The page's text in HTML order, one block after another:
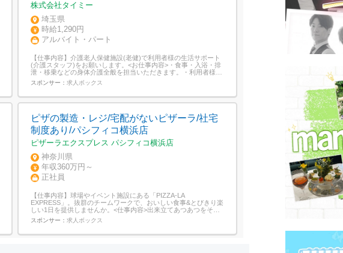
株式会社タイミー
埼玉県
時給1,290円
アルバイト・パート
【仕事内容】介護老人保健施設(老健)で利用者様の生活サポート
(介護スタッフ)をお願いします。<お仕事内容>・食事・入浴・排
泄・移乗などの身体介護全般を担当いただきます。・利用者様の
状態観察・バイタルチェックの補助、介護記録の記入。・生活援
助やレクリエーションの企画・運営のサポート。・多職種と連携
とのコミュニケーション。介護...
スポンサー： 求人ボックス
ピザの製造・レジ/宅配がないピザーラ/社宅
制度あり/パシフィコ横浜店
ピザーラエクスプレス パシフィコ横浜店
神奈川県
年収360万円～
正社員
【仕事内容】球場やイベント施設にある「PIZZA-LA
EXPRESS」。抜群のチームワークで、おいしい食事&とびきり楽
しい1日を提供しませんか。<仕事内容>出来立てあつあつをその
場で提供するPIZZA-LA EXPRESSでのお仕事です。<具体的な通
常業務は> レジ・接客 ご注文のメニュー調理など『もっと多くの
スポンサー： 求人ボックス